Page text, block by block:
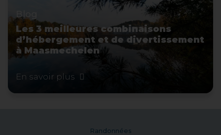
Blog
Les 3 meilleures combinaisons
d’hébergement et de divertissement
à Maasmechelen
En savoir plus
Randonnées